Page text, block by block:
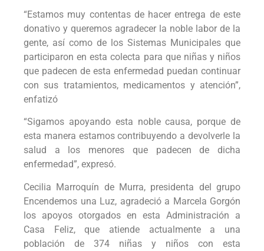
“Estamos muy contentas de hacer entrega de este
donativo y queremos agradecer la noble labor de la
gente, así como de los Sistemas Municipales que
participaron en esta colecta para que niñas y niños
que padecen de esta enfermedad puedan continuar
con sus tratamientos, medicamentos y atención”,
enfatizó
“Sigamos apoyando esta noble causa, porque de
esta manera estamos contribuyendo a devolverle la
salud a los menores que padecen de dicha
enfermedad”, expresó.
Cecilia Marroquín de Murra, presidenta del grupo
Encendemos una Luz, agradeció a Marcela Gorgón
los apoyos otorgados en esta Administración a
Casa Feliz, que atiende actualmente a una
población de 374 niñas y niños con esta